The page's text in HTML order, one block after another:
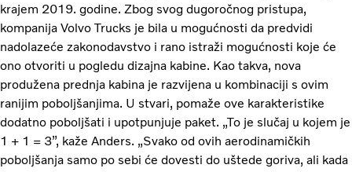
krajem 2019. godine. Zbog svog dugoročnog pristupa,
kompanija Volvo Trucks je bila u mogućnosti da predvidi
nadolazeće zakonodavstvo i rano istraži mogućnosti koje će
ono otvoriti u pogledu dizajna kabine. Kao takva, nova
produžena prednja kabina je razvijena u kombinaciji s ovim
ranijim poboljšanjima. U stvari, pomaže ove karakteristike
dodatno poboljšati i upotpunjuje paket. „To je slučaj u kojem je
1 + 1 = 3”, kaže Anders. „Svako od ovih aerodinamičkih
poboljšanja samo po sebi će dovesti do uštede goriva, ali kada